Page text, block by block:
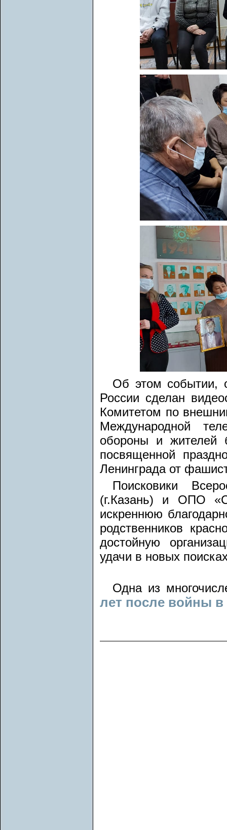
Об этом событии,
России сделан
Комитетом по
Международной
обороны и жителей
посвященной
Ленинграда от
Поисковики
(г.Казань) и ОПО
искреннюю
родственников
достойную
удачи в новых
Одна из
лет после войны в